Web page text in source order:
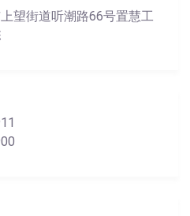
望街道听潮路66号置慧工